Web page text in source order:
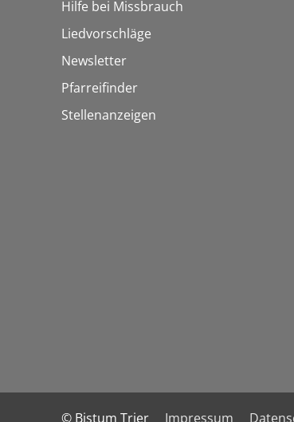
Hilfe bei Missbrauch
Liedvorschläge
Newsletter
Pfarreifinder
Stellenanzeigen
© Bistum Trier Impressum